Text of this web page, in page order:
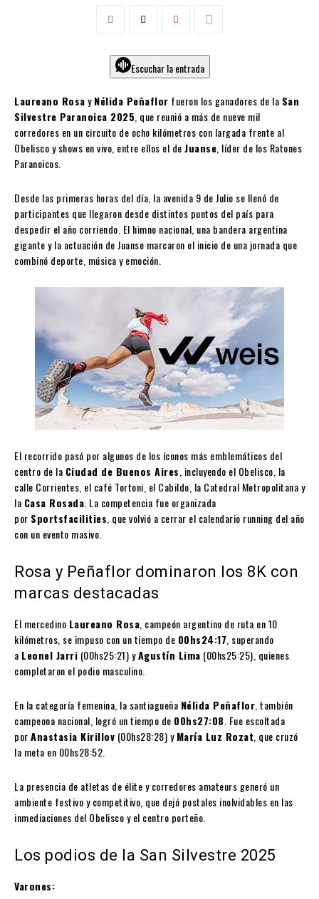
Escuchar la entrada
Laureano RosayNélida Peñaflor fueron los ganadores de la San
Silvestre Paranoica 2025 , que reunió a más de nueve mil
corredores en un circuito de ocho kilómetros con largada frente al
Obelisco y shows en vivo, entre ellos el deJuanse , líder de los Ratones
Paranoicos.
Desde las primeras horas del día, la avenida 9 de Julio se llenó de
participantes que llegaron desde distintos puntos del país para
despedir el año corriendo. El himno nacional, una bandera argentina
gigante y la actuación de Juanse marcaron el inicio de una jornada que
combinó deporte, música y emoción.
El recorrido pasó por algunos de los íconos más emblemáticos del
centro de la Ciudad de Buenos Aires , incluyendo el Obelisco, la
calle Corrientes, el café Tortoni, el Cabildo, la Catedral Metropolitana y
la Casa Rosada . La competencia fue organizada
por Sportsfacilities , que volvió a cerrar el calendario running del año
con un evento masivo.
Rosa y Peñaflor dominaron los 8K con
marcas destacadas
El mercedino Laureano Rosa , campeón argentino de ruta en 10
kilómetros, se impuso con un tiempo de 00hs24:17 , superando
a Leonel Jarri (00hs25:21) yAgustín Lima (00hs25:25), quienes
completaron el podio masculino.
En la categoría femenina, la santiagueña Nélida Peñaflor , también
campeona nacional, logró un tiempo de 00hs27:08 . Fue escoltada
porAnastasia Kirillov (00hs28:28) yMaría Luz Rozat , que cruzó
la meta en 00hs28:52.
La presencia de atletas de élite y corredores amateurs generó un
ambiente festivo y competitivo, que dejó postales inolvidables en las
inmediaciones del Obelisco y el centro porteño.
Los podios de la San Silvestre 2025
Varones: